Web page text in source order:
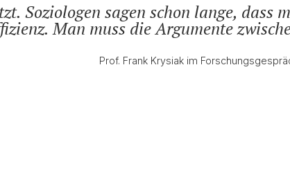
Soziologen sagen schon lange, dass
Man muss die Argumente
Prof. Frank Krysiak im